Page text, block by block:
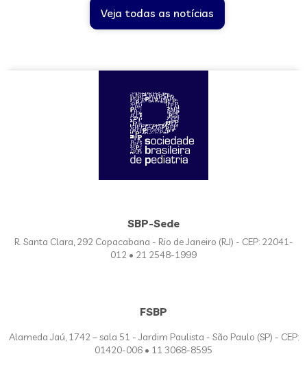
Veja todas as notícias
SBP-Sede
R. Santa Clara, 292 Copacabana - Rio de Janeiro (RJ) - CEP: 22041-
012 • 21 2548-1999
FSBP
Alameda Jaú, 1742 – sala 51 - Jardim Paulista - São Paulo (SP) - CEP:
01420-006 • 11 3068-8595